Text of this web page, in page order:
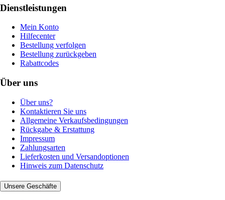
Dienstleistungen
Mein Konto
Hilfecenter
Bestellung verfolgen
Bestellung zurückgeben
Rabattcodes
Über uns
Über uns?
Kontaktieren Sie uns
Allgemeine Verkaufsbedingungen
Rückgabe & Erstattung
Impressum
Zahlungsarten
Lieferkosten und Versandoptionen
Hinweis zum Datenschutz
Unsere Geschäfte